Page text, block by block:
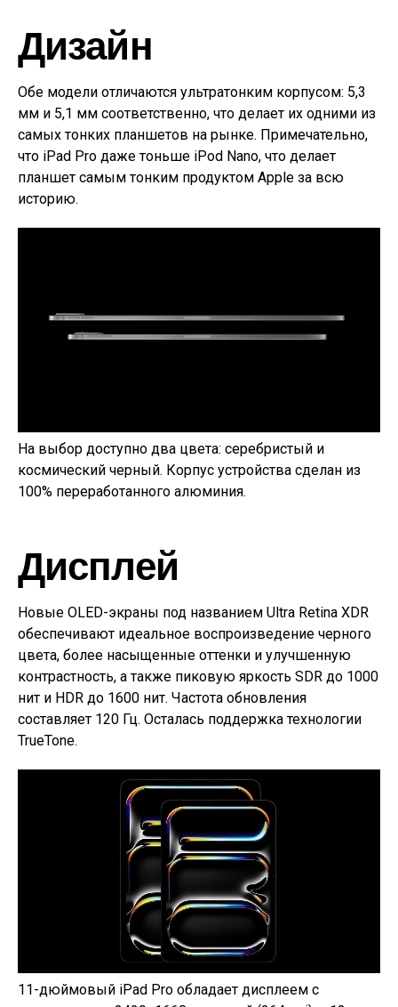
Дизайн
Обе модели отличаются ультратонким корпусом: 5,3
мм и 5,1 мм соответственно, что делает их одними из
самых тонких планшетов на рынке. Примечательно,
что iPad Pro даже тоньше iPod Nano, что делает
планшет самым тонким продуктом Apple за всю
историю.
На выбор доступно два цвета: серебристый и
космический черный. Корпус устройства сделан из
100% переработанного алюминия.
Дисплей
Новые OLED-экраны под названием Ultra Retina XDR
обеспечивают идеальное воспроизведение черного
цвета, более насыщенные оттенки и улучшенную
контрастность, а также пиковую яркость SDR до 1000
нит и HDR до 1600 нит. Частота обновления
составляет 120 Гц. Осталась поддержка технологии
TrueTone.
11-дюймовый iPad Pro обладает дисплеем с